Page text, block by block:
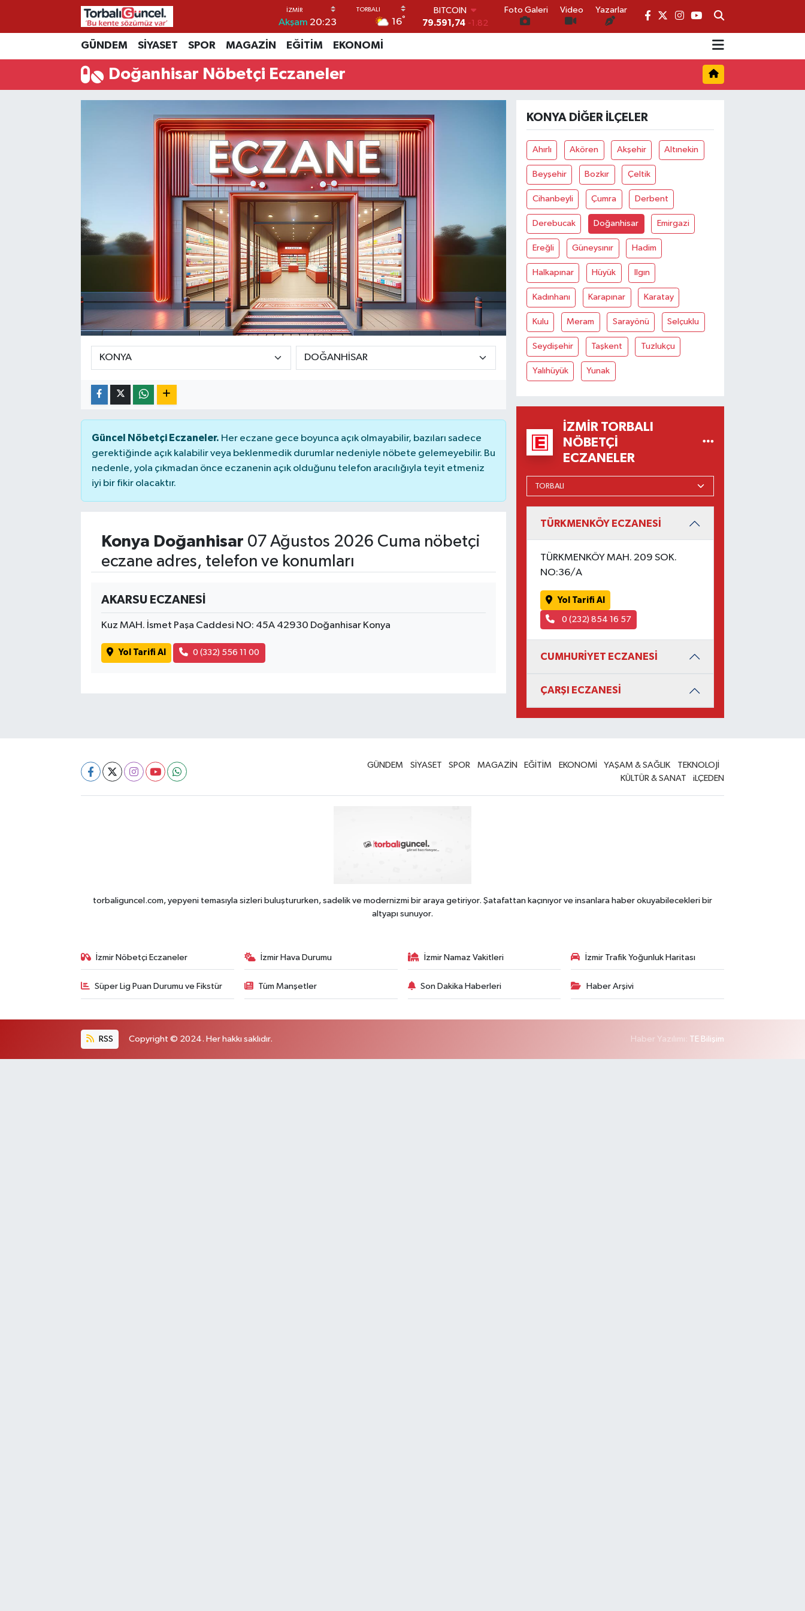
Akşam 20:23 16°
BITCOIN
79.591,74 -1.82
DOLAR
EURO
61,60380 0.18
6862,09000
Foto Galeri Video Yazarlar
GÜNDEM SİYASET SPOR MAGAZİN EĞİTİM EKONOMİ
Doğanhisar Nöbetçi Eczaneler
Güncel Nöbetçi Eczaneler. Her eczane gece boyunca açık olmayabilir, bazıları sadece
gerektiğinde açık kalabilir veya beklenmedik durumlar nedeniyle nöbete gelemeyebilir. Bu
nedenle, yola çıkmadan önce eczanenin açık olduğunu telefon aracılığıyla teyit etmeniz
iyi bir fikir olacaktır.
Konya Doğanhisar 07 Ağustos 2026 Cuma nöbetçi
eczane adres, telefon ve konumları
AKARSU ECZANESİ
Kuz MAH. İsmet Paşa Caddesi NO: 45A 42930 Doğanhisar Konya
Yol Tarifi Al 0 (332) 556 11 00
KONYA DIĞER İLÇELER
Ahırlı Akören Akşehir Altınekin
Beyşehir Bozkır Çeltik
Cihanbeyli Çumra Derbent
Derebucak Doğanhisar Emirgazi
Ereğli Güneysınır Hadim
Halkapınar Hüyük Ilgın
Kadınhanı Karapınar Karatay
Kulu Meram Sarayönü Selçuklu
Seydişehir Taşkent Tuzlukçu
Yalıhüyük Yunak
İZMIR TORBALI
NÖBETÇI
ECZANELER
TÜRKMENKÖY ECZANESİ
TÜRKMENKÖY MAH. 209 SOK.
NO:36/A
Yol Tarifi Al
0 (232) 854 16 57
CUMHURİYET ECZANESİ
ÇARŞI ECZANESİ
GÜNDEM SİYASET SPOR MAGAZİN EĞİTİM EKONOMİ YAŞAM & SAĞLIK
TEKNOLOJİ
KÜLTÜR & SANAT
iLÇEDEN
torbaliguncel.com, yepyeni temasıyla sizleri buluştururken, sadelik ve modernizmi bir araya getiriyor. Şatafattan kaçınıyor ve insanlara haber okuyabilecekleri bir
altyapı sunuyor.
İzmir Nöbetçi Eczaneler İzmir Hava Durumu İzmir Namaz Vakitleri İzmir Trafik Yoğunluk Haritası
Süper Lig Puan Durumu ve Fikstür Tüm Manşetler Son Dakika Haberleri Haber Arşivi
RSS Copyright © 2024. Her hakkı saklıdır. Haber Yazılımı: TE Bilişim
İzmir Nöbetçi Eczaneler
İzmir Hava Durumu
İzmir Trafik Yoğunluk Haritası
Son Dakika Haberleri